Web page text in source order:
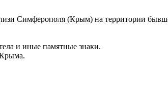
Симферополя (Крым) на территории
и иные памятные знаки.